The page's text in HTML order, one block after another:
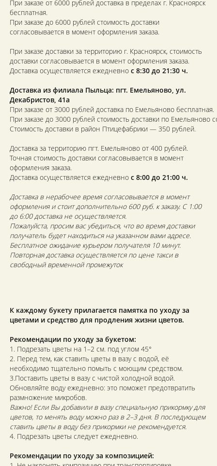
При заказе от 6000 рублей доставка в пределах г. Красноярск
бесплатная.
При заказе до 6000 рублей стоимость доставки
согласовывается в момент оформления заказа.
При заказе доставки за территорию г. Красноярск, стоимость
доставки согласовывается в момент оформления заказа.
Доставка осуществляется ежедневно с 8:30 до 21:30 ч.
Доставка из филиала Пыльца: пгт. Емельяново, ул.
Декабристов, 41а
При заказе от 3000 рублей доставка по Емельяново бесплатная.
При заказе до 3000 рублей стоимость доставки по Емельяново
Стоимость доставки в район Птицефабрики — 350 рублей.
Доставка за территорию пгт. Емельяново от 400 рублей.
Точная стоимость доставки согласовывается в момент
оформления заказа.
Доставка осуществляется ежедневно с 8:00 до 21:00 ч.
Доставка в нерабочее время согласовывается в момент
оформления и стоит дополнительно 600 руб. к заказу. С 1:00
до 6:00 доставка не осуществляется.
Пожалуйста, просим вас убедиться, что во время доставки
получатель будет находиться на указанном вами адресе.
Бесплатное ожидание курьером получателя 10 минут.
Повторная доставка осуществляется по цене такси в
свободный временной промежуток
К каждому букету прилагается памятка по уходу за
цветами и средство для продления жизни цветов.
Рекомендации по уходу за букетом:
1. Подрезать цветы на 1–2 см. под углом 45°
2. Перед тем, как ставить цветы в вазу с водой, её
необходимо тщательно помыть с моющим средством.
3.Поставить цветы в вазу с чистой холодной водой.
Обновляйте воду ежедневно: это поможет предотвратить
размножение микробов.
Важно! Если Вы добавили в вазу специальную прикормку для
цветов, то менять воду можно раз в 2–3 дня. В последующем
ставить цветы в воду без прикормки не рекомендуется.
4. Подрезать цветы следует ежедневно.
Рекомендации по уходу за композицией: